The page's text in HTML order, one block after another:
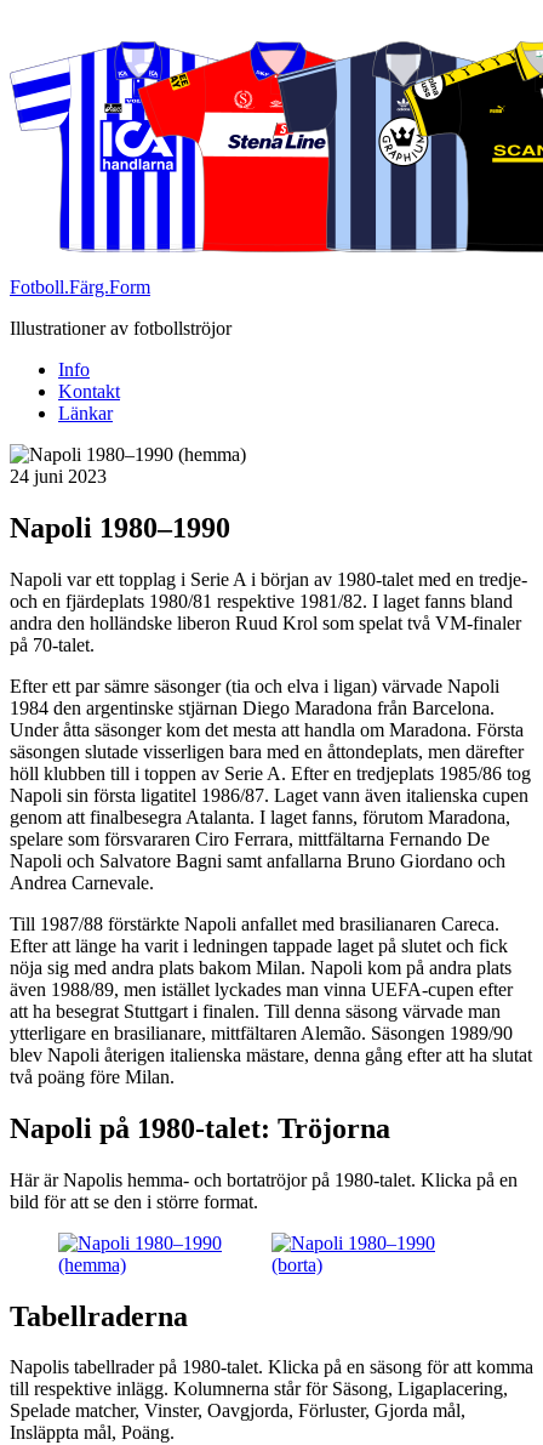
Fotboll.Färg.Form
Illustrationer av fotbollströjor
Info
Kontakt
Länkar
Publicerat
24 juni 2023
Napoli 1980–1990
Napoli var ett topplag i Serie A i början av 1980-talet med en tredje-
och en fjärdeplats 1980/81 respektive 1981/82. I laget fanns bland
andra den holländske liberon Ruud Krol som spelat två VM-finaler
på 70-talet.
Efter ett par sämre säsonger (tia och elva i ligan) värvade Napoli
1984 den argentinske stjärnan Diego Maradona från Barcelona.
Under åtta säsonger kom det mesta att handla om Maradona. Första
säsongen slutade visserligen bara med en åttondeplats, men därefter
höll klubben till i toppen av Serie A. Efter en tredjeplats 1985/86 tog
Napoli sin första ligatitel 1986/87. Laget vann även italienska cupen
genom att finalbesegra Atalanta. I laget fanns, förutom Maradona,
spelare som försvararen Ciro Ferrara, mittfältarna Fernando De
Napoli och Salvatore Bagni samt anfallarna Bruno Giordano och
Andrea Carnevale.
Till 1987/88 förstärkte Napoli anfallet med brasilianaren Careca.
Efter att länge ha varit i ledningen tappade laget på slutet och fick
nöja sig med andra plats bakom Milan. Napoli kom på andra plats
även 1988/89, men istället lyckades man vinna UEFA-cupen efter
att ha besegrat Stuttgart i finalen. Till denna säsong värvade man
ytterligare en brasilianare, mittfältaren Alemão. Säsongen 1989/90
blev Napoli återigen italienska mästare, denna gång efter att ha slutat
två poäng före Milan.
Napoli på 1980-talet: Tröjorna
Här är Napolis hemma- och bortatröjor på 1980-talet. Klicka på en
bild för att se den i större format.
Tabellraderna
Napolis tabellrader på 1980-talet. Klicka på en säsong för att komma
till respektive inlägg. Kolumnerna står för Säsong, Ligaplacering,
Spelade matcher, Vinster, Oavgjorda, Förluster, Gjorda mål,
Insläppta mål, Poäng.